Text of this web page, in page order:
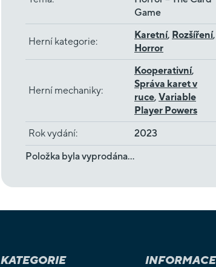
Game
Herní kategorie:
Karetní, Rozšíření,
Horror
Herní mechaniky:
Kooperativní,
Správa karet v
ruce, Variable
Player Powers
Rok vydání:
2023
Položka byla vyprodána…
KATEGORIE INFORMACE